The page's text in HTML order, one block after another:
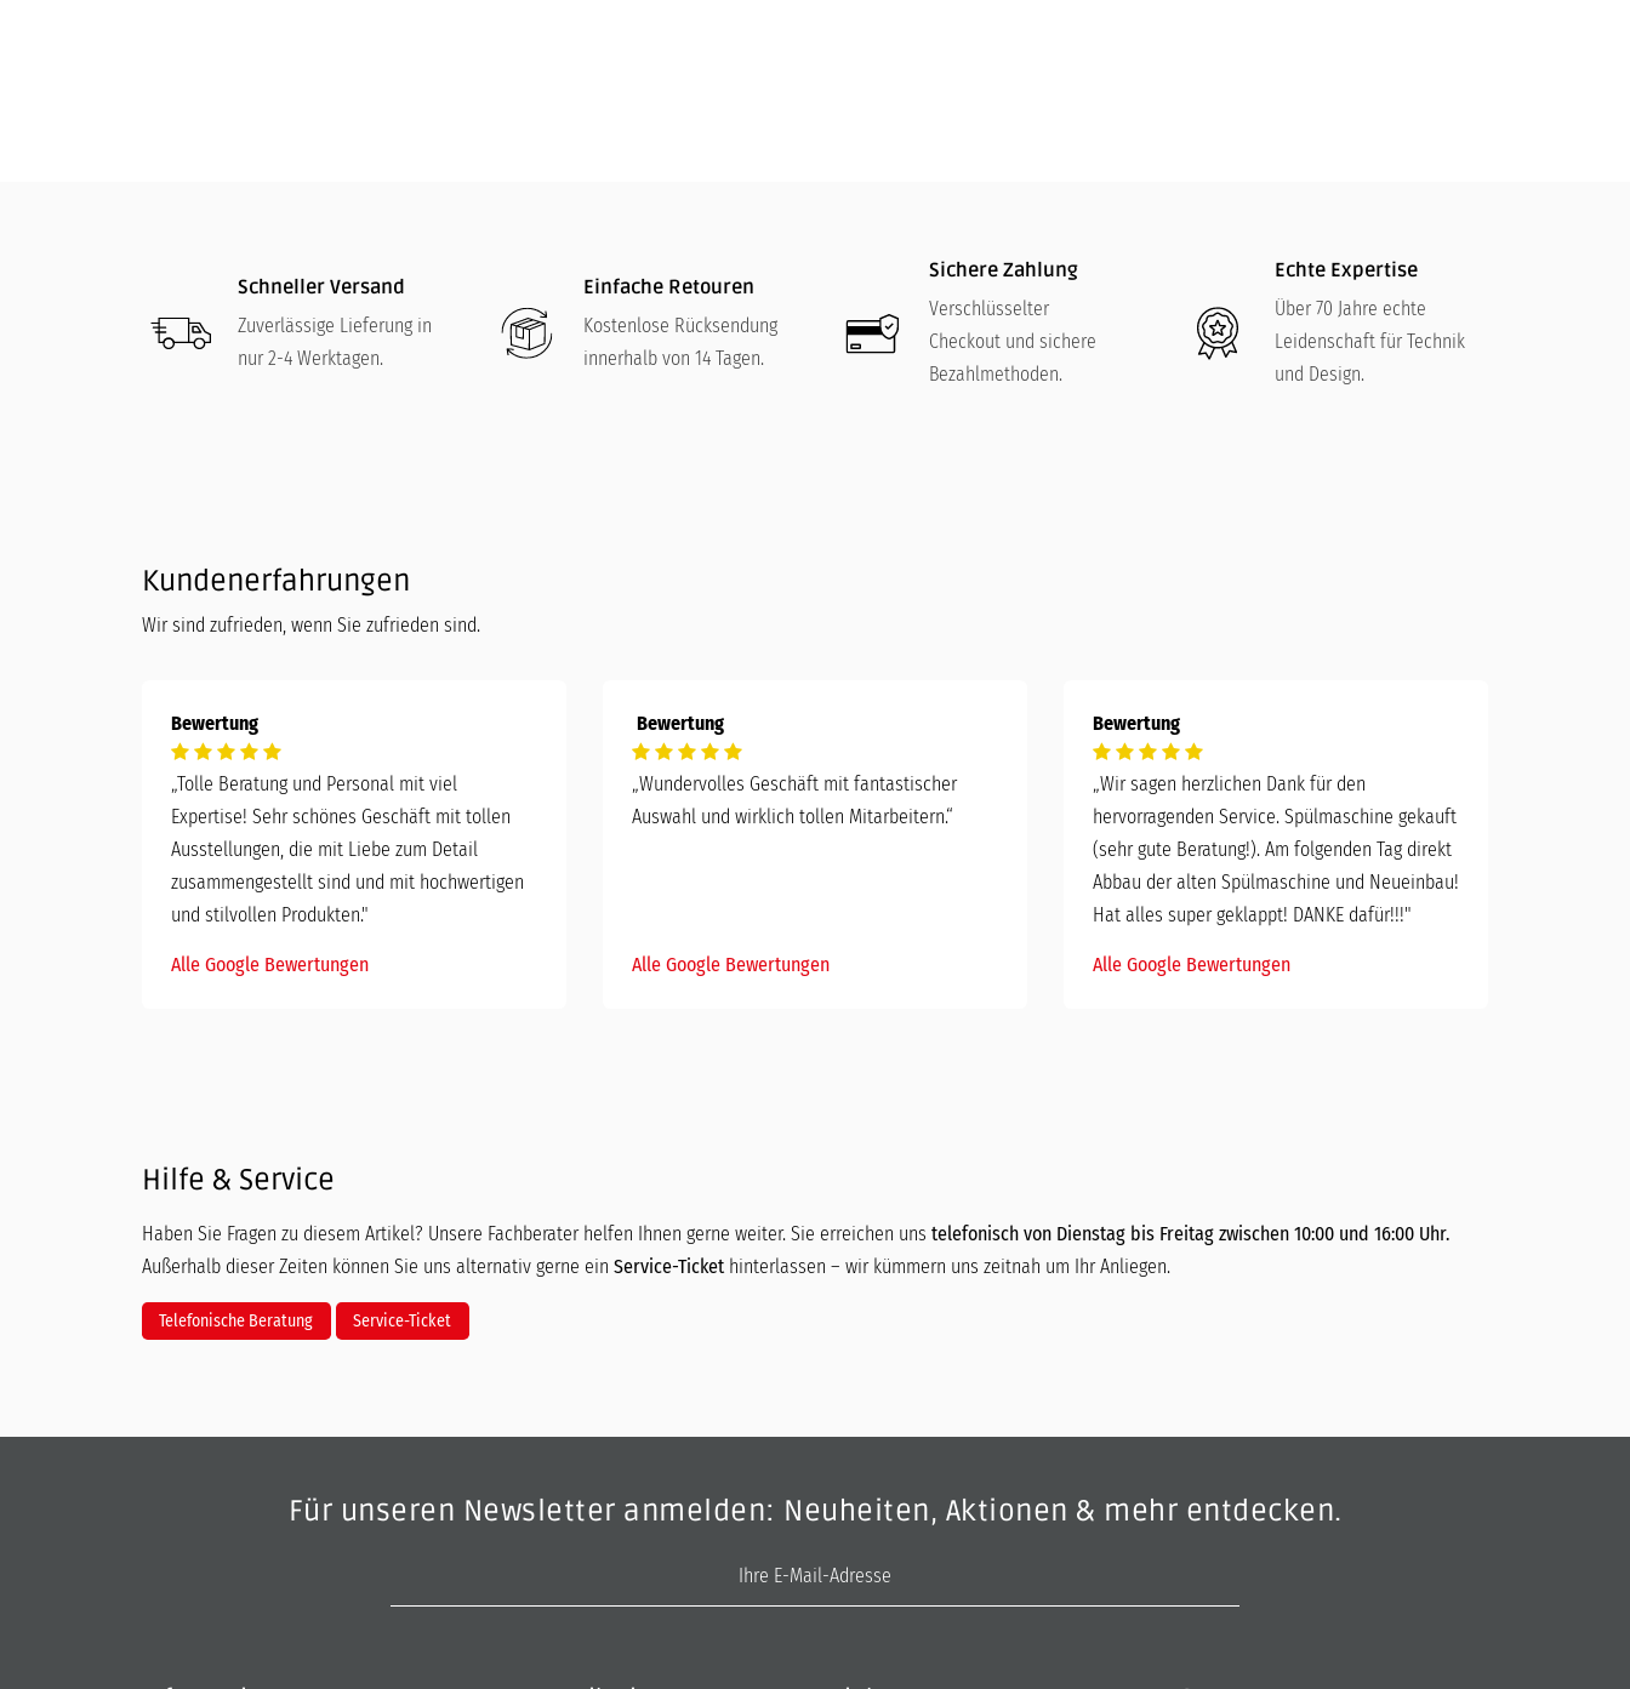
Schneller Versand
Zuverlässige Lieferung in
nur 2-4 Werktagen.
Einfache Retouren
Kostenlose Rücksendung
innerhalb von 14 Tagen.
Sichere Zahlung
Verschlüsselter
Checkout und sichere
Bezahlmethoden.
Echte Expertise
Über 70 Jahre echte
Leidenschaft für Technik
und Design.
Kundenerfahrungen
Wir sind zufrieden, wenn Sie zufrieden sind.
Bewertung
„Tolle Beratung und Personal mit viel
Expertise! Sehr schönes Geschäft mit tollen
Ausstellungen, die mit Liebe zum Detail
zusammengestellt sind und mit hochwertigen
und stilvollen Produkten."
Alle Google Bewertungen
Bewertung
„Wundervolles Geschäft mit fantastischer
Auswahl und wirklich tollen Mitarbeitern.“
Alle Google Bewertungen
Bewertung
„Wir sagen herzlichen Dank für den
hervorragenden Service. Spülmaschine gekauft
(sehr gute Beratung!). Am folgenden Tag direkt
Abbau der alten Spülmaschine und Neueinbau!
Hat alles super geklappt! DANKE dafür!!!"
Alle Google Bewertungen
Hilfe & Service
Haben Sie Fragen zu diesem Artikel? Unsere Fachberater helfen Ihnen gerne weiter. Sie erreichen uns telefonisch von Dienstag bis Freitag zwischen 10:00 und 16:00 Uhr.
Außerhalb dieser Zeiten können Sie uns alternativ gerne ein Service-Ticket hinterlassen – wir kümmern uns zeitnah um Ihr Anliegen.
Telefonische Beratung Service-Ticket
Für unseren Newsletter anmelden: Neuheiten, Aktionen & mehr entdecken.